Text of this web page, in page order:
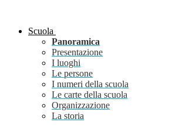
Scuola
Panoramica
Presentazione
I luoghi
Le persone
I numeri della scuola
Le carte della scuola
Organizzazione
La storia